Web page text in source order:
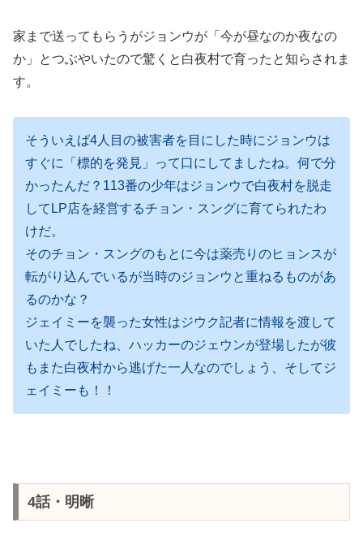
家まで送ってもらうがジョンウが「今が昼なのか夜なの
か」とつぶやいたので驚くと白夜村で育ったと知らされま
す。
そういえば4人目の被害者を目にした時にジョンウは
すぐに「標的を発見」って口にしてましたね。何で分
かったんだ？113番の少年はジョンウで白夜村を脱走
してLP店を経営するチョン・スングに育てられたわ
けだ。
そのチョン・スングのもとに今は薬売りのヒョンスが
転がり込んでいるが当時のジョンウと重ねるものがあ
るのかな？
ジェイミーを襲った女性はジウク記者に情報を渡して
いた人でしたね、ハッカーのジェウンが登場したが彼
もまた白夜村から逃げた一人なのでしょう、そしてジ
ェイミーも！！
4話・明晰